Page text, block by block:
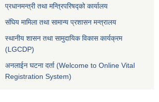
प्रधानमन्त्री तथा मन्त्रिपरिषद्को कार्यालय
संघिय मामिला तथा सामान्य प्रशासन मन्त्रालय
स्थानीय शासन तथा सामुदायिक विकास कार्यक्रम
(LGCDP)
अनलाईन घटना दर्ता (Welcome to Online Vital
Registration System)